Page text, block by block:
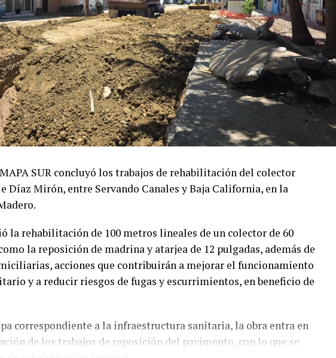
SUR concluyó los trabajos de rehabilitación del colector
Díaz Mirón, entre Servando Canales y Baja California, en la
la rehabilitación de 100 metros lineales de un colector de 60
la reposición de madrina y atarjea de 12 pulgadas, además de
acciones que contribuirán a mejorar el funcionamiento
y a reducir riesgos de fugas y escurrimientos, en beneficio de
correspondiente a la infraestructura sanitaria, la obra entra en
de los trabajos de reposición del pavimento, con lo que se